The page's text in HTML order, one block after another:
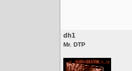
dh1
Mr. DTP